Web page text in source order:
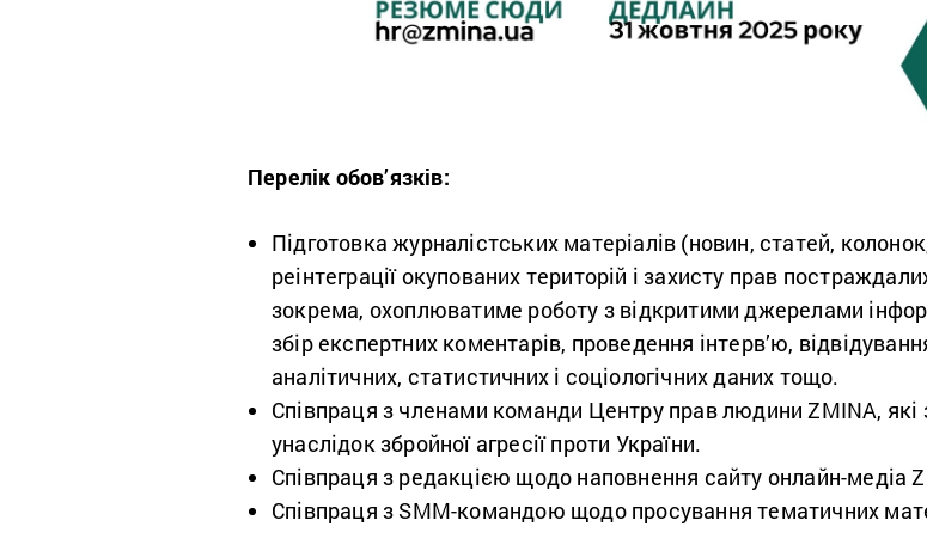
Перелік обов’язків:
Підготовка журналістських матеріалів (новин, статей,
реінтеграції окупованих територій і захисту прав
зокрема, охоплюватиме роботу з відкритими джерелами
збір експертних коментарів, проведення інтерв’ю,
аналітичних, статистичних і соціологічних даних тощо.
Співпраця з членами команди Центру прав людини ZMINA,
унаслідок збройної агресії проти України.
Співпраця з редакцією щодо наповнення сайту онлайн-медіа
Співпраця з SMM-командою щодо просування тематичних